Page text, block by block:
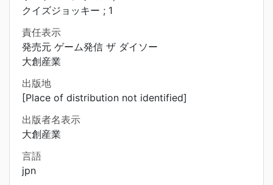
クイズジョッキー ; 1
責任表示
発売元 ゲーム発信 ザ ダイソー
大創産業
出版地
[Place of distribution not identified]
出版者名表示
大創産業
言語
jpn